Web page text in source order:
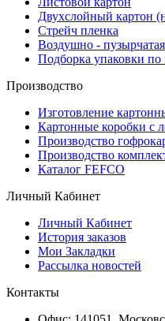
Двухслойный картон
Стрейч пленка
Воздушно -
Подборка упаковки
Производство
Изготовление
Картонные коробки с
Производство
Производство
Каталог FEFCO
Личный Кабинет
Личный Кабинет
История заказов
Мои Закладки
Рассылка новостей
Контакты